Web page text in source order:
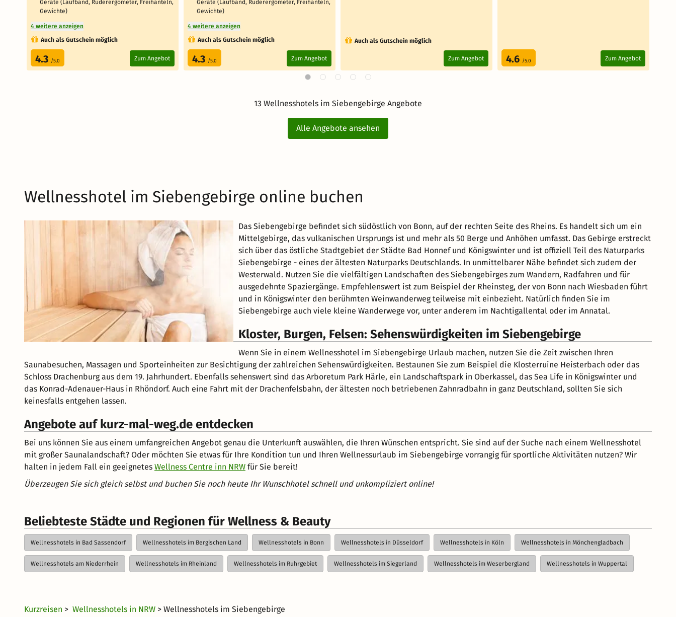
Geräte (Laufband, Ruderergometer, Freihanteln,
Gewichte)
4 weitere anzeigen
Auch als Gutschein möglich
4.3 /5.0 Zum Angebot
Geräte (Laufband, Ruderergometer, Freihanteln,
Gewichte)
4 weitere anzeigen
Auch als Gutschein möglich
4.3 /5.0 Zum Angebot
Auch als Gutschein möglich
Zum Angebot 4.6 /5.0 Zum Angebot
13 Wellnesshotels im Siebengebirge Angebote
Alle Angebote ansehen
Wellnesshotel im Siebengebirge online buchen
Das Siebengebirge befindet sich südöstlich von Bonn, auf der rechten Seite des Rheins. Es handelt sich um ein
Mittelgebirge, das vulkanischen Ursprungs ist und mehr als 50 Berge und Anhöhen umfasst. Das Gebirge erstreckt
sich über das östliche Stadtgebiet der Städte Bad Honnef und Königswinter und ist offiziell Teil des Naturparks
Siebengebirge - eines der ältesten Naturparks Deutschlands. In unmittelbarer Nähe befindet sich zudem der
Westerwald. Nutzen Sie die vielfältigen Landschaften des Siebengebirges zum Wandern, Radfahren und für
ausgedehnte Spaziergänge. Empfehlenswert ist zum Beispiel der Rheinsteg, der von Bonn nach Wiesbaden führt
und in Königswinter den berühmten Weinwanderweg teilweise mit einbezieht. Natürlich finden Sie im
Siebengebirge auch viele kleine Wanderwege vor, unter anderem im Nachtigallental oder im Annatal.
Kloster, Burgen, Felsen: Sehenswürdigkeiten im Siebengebirge
Wenn Sie in einem Wellnesshotel im Siebengebirge Urlaub machen, nutzen Sie die Zeit zwischen Ihren
Saunabesuchen, Massagen und Sporteinheiten zur Besichtigung der zahlreichen Sehenswürdigkeiten. Bestaunen Sie zum Beispiel die Klosterruine Heisterbach oder das
Schloss Drachenburg aus dem 19. Jahrhundert. Ebenfalls sehenswert sind das Arboretum Park Härle, ein Landschaftspark in Oberkassel, das Sea Life in Königswinter und
das Konrad-Adenauer-Haus in Rhöndorf. Auch eine Fahrt mit der Drachenfelsbahn, der ältesten noch betriebenen Zahnradbahn in ganz Deutschland, sollten Sie sich
keinesfalls entgehen lassen.
Angebote auf kurz-mal-weg.de entdecken
Bei uns können Sie aus einem umfangreichen Angebot genau die Unterkunft auswählen, die Ihren Wünschen entspricht. Sie sind auf der Suche nach einem Wellnesshotel
mit großer Saunalandschaft? Oder möchten Sie etwas für Ihre Kondition tun und Ihren Wellnessurlaub im Siebengebirge vorrangig für sportliche Aktivitäten nutzen? Wir
halten in jedem Fall ein geeignetes Wellness Centre inn NRW für Sie bereit!
Überzeugen Sie sich gleich selbst und buchen Sie noch heute Ihr Wunschhotel schnell und unkompliziert online!
Beliebteste Städte und Regionen für Wellness & Beauty
Wellnesshotels in Bad Sassendorf Wellnesshotels im Bergischen Land Wellnesshotels in Bonn Wellnesshotels in Düsseldorf Wellnesshotels in Köln Wellnesshotels in Mönchengladbach
Wellnesshotels am Niederrhein Wellnesshotels im Rheinland Wellnesshotels im Ruhrgebiet Wellnesshotels im Siegerland Wellnesshotels im Weserbergland Wellnesshotels in Wuppertal
Kurzreisen > Wellnesshotels in NRW > Wellnesshotels im Siebengebirge